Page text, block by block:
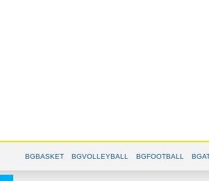
BGBASKET BGVOLLEYBALL BGFOOTBALL